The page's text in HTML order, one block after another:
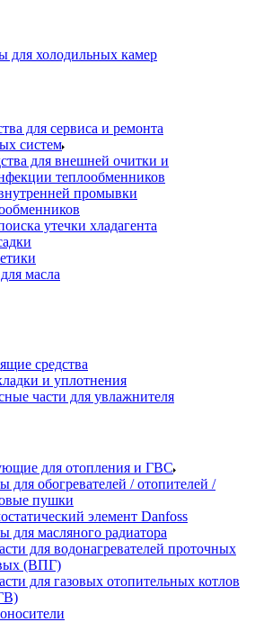
для холодильных камер
для сервиса и ремонта
систем
для внешней очитки и
теплообменников
промывки
утечки хладагента
масла
средства
и уплотнения
части для увлажнителя
для отопления и ГВС
для обогревателей / отопителей /
пушки
элемент Danfoss
для масляного радиатора
для водонагревателей проточных
(ВПГ)
для газовых отопительных котлов